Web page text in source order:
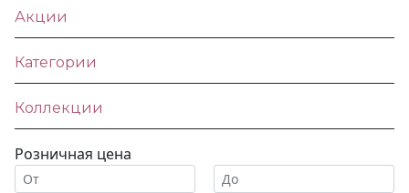
Акции
Категории
Коллекции
Розничная цена